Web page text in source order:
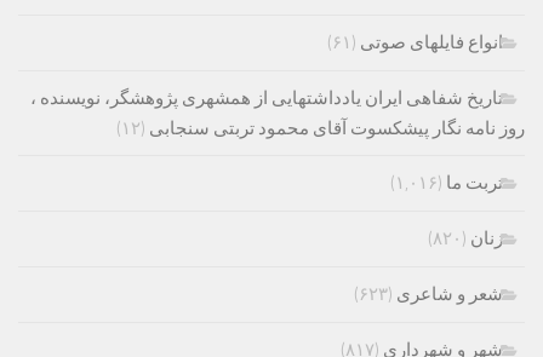
انواع فایلهای صوتی (۶۱)
تاریخ شفاهی ایران یادداشتهایی از همشهری پژوهشگر، نویسنده ،
روز نامه نگار پیشکسوت آقای محمود تربتی سنجابی (۱۲)
تربت ما (۱,۰۱۶)
زنان (۸۲۰)
شعر و شاعری (۶۲۳)
شهر و شهرداری (۸۱۷)